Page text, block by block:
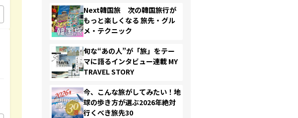
Next韓国旅 次の韓国旅行が
もっと楽しくなる 旅先・グル
メ・テクニック
旬な“あの人”が「旅」をテー
マに語るインタビュー連載 MY
TRAVEL STORY
今、こんな旅がしてみたい！地
球の歩き方が選ぶ2026年絶対
行くべき旅先30